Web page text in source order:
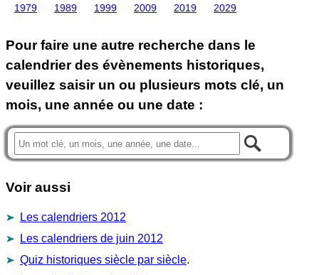
1979
1989
1999
2009
2019
2029
Pour faire une autre recherche dans le
calendrier des évènements historiques,
veuillez saisir un ou plusieurs mots clé, un
mois, une année ou une date :
Voir aussi
Les calendriers 2012
Les calendriers de juin 2012
Quiz historiques siècle par siècle.